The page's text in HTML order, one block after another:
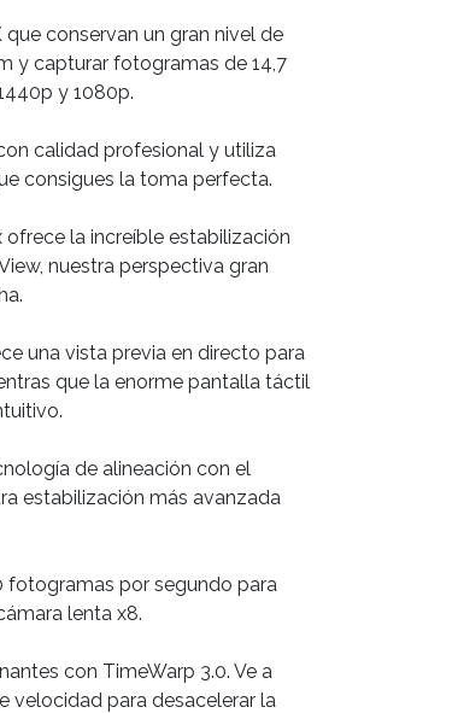
conservan un gran nivel de
y capturar fotogramas de 14,7
y 1080p.
calidad profesional y utiliza
consigues la toma perfecta.
la increíble estabilización
nuestra perspectiva gran
una vista previa en directo para
que la enorme pantalla táctil
de alineación con el
estabilización más avanzada
fotogramas por segundo para
lenta x8.
con TimeWarp 3.0. Ve a
velocidad para desacelerar la